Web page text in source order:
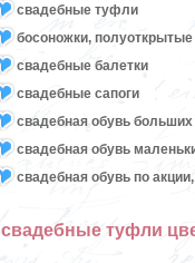
cвадебные туфли
босоножки,
cвадебные балетки
cвадебные сапоги
cвадебная обувь
свадебная обувь
свадебная обувь по
свадебные туфли